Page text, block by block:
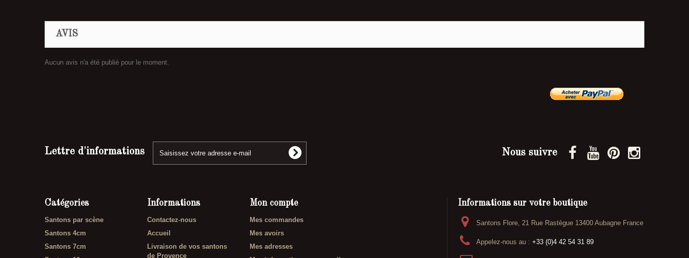
AVIS
Aucun avis n'a été publié pour le moment.
Lettre d'informations Nous suivre
Catégories
Santons par scène
Santons 4cm
Santons 7cm
Informations
Contactez-nous
Accueil
Livraison de vos santons
de Provence
Mon compte
Mes commandes
Mes avoirs
Mes adresses
Informations sur votre boutique
Santons Flore, 21 Rue Rastègue 13400 Aubagne France
Appelez-nous au : +33 (0)4 42 54 31 89